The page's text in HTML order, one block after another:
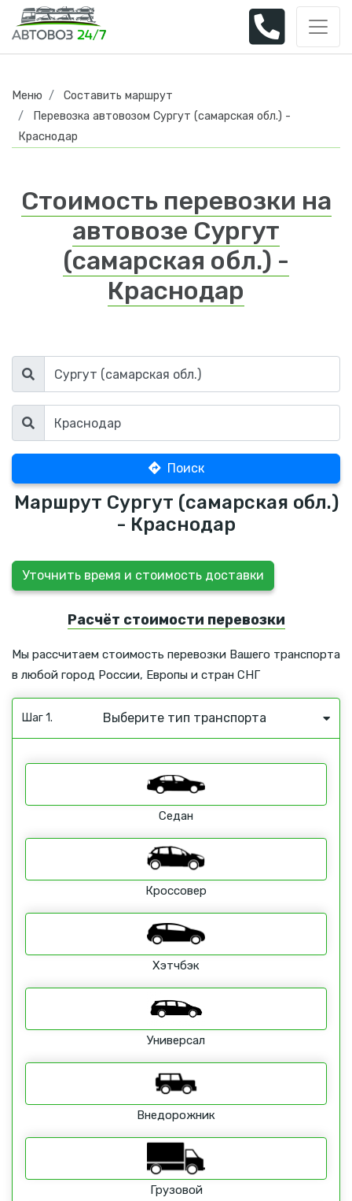
Меню
Составить маршрут
Перевозка автовозом Сургут (самарская обл.) -
Краснодар
Стоимость перевозки на
автовозе Сургут
(самарская обл.) -
Краснодар
Поиск
Маршрут Сургут (самарская обл.)
- Краснодар
Уточнить время и стоимость доставки
Расчёт стоимости перевозки
Мы рассчитаем стоимость перевозки Вашего транспорта
в любой город России, Европы и стран СНГ
Шаг 1. Выберите тип транспорта
Седан
Кроссовер
Хэтчбэк
Универсал
Внедорожник
Грузовой